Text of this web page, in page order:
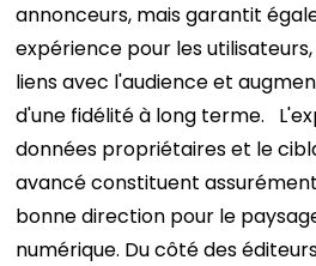
annonceurs, mais garantit
expérience pour les
liens avec l'audience et
d'une fidélité à long terme.
données propriétaires et le
avancé constituent
bonne direction pour le
numérique. Du côté des